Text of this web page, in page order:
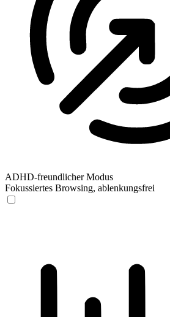
ADHD-freundlicher Modus
Fokussiertes Browsing, ablenkungsfrei